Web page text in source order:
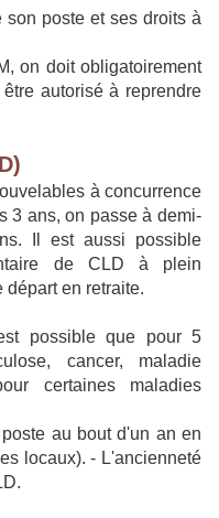
poste et ses droits à
on doit obligatoirement
autorisé à reprendre
à concurrence
3 ans, on passe à demi-
Il est aussi possible
de CLD à plein
départ en retraite.
possible que pour 5
cancer, maladie
certaines maladies
au bout d'un an en
locaux). - L'ancienneté